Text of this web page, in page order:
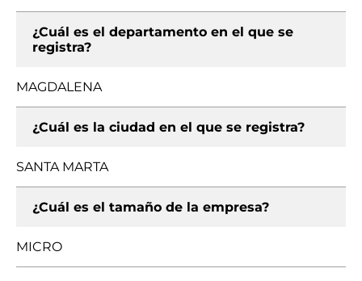
¿Cuál es el departamento en el que se
registra?
MAGDALENA
¿Cuál es la ciudad en el que se registra?
SANTA MARTA
¿Cuál es el tamaño de la empresa?
MICRO